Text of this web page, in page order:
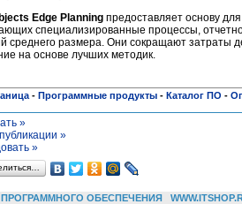
Edge Planning предоставляет основу
специализированные процессы,
среднего размера. Они сокращают затраты
на основе лучших методик.
- Программные продукты - Каталог ПО -
»
»
»
ОБЕСПЕЧЕНИЯ